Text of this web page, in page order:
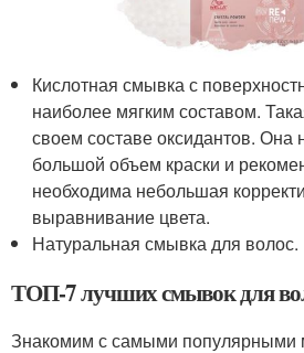
Кислотная смывка с
наиболее мягким составом.
своем составе оксидантов. Она
большой объем краски и
необходима небольшая
выравнивание цвета.
Натуральная смывка для волос.
ТОП-7 лучших смывок для
Знакомим с самыми популярными